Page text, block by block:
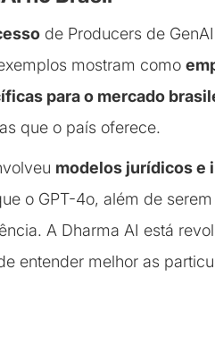
de Producers de
mostram como
para o mercado
que o país oferece.
modelos jurídicos e
o GPT-4o, além de
A Dharma AI está
entender melhor as